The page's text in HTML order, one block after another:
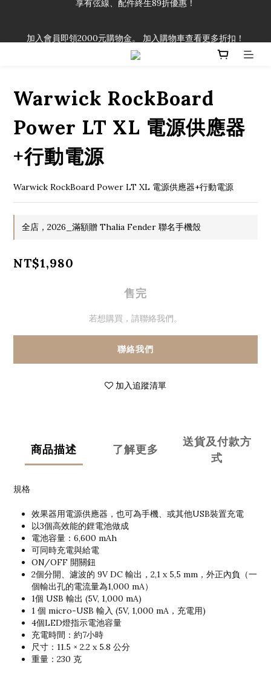
「一生弦命！」單筆購買弦線、配件滿$999（不含運費），即可
Warwick RockBoard
Power LT XL 電源供應器
+行動電源
Warwick RockBoard Power LT XL 電源供應器+行動電源
全店，2026_滿額贈 Thalia Fender 聯名手機殼
NT$1,980
售完
若想購買，請聯絡我們。
聯絡我們
加入追蹤清單
商品描述 了解更多
送貨及付款方
式
規格
效果器用電源供應器，也可為手機、或其他USB裝置充電
以3個高效能的鋰電池做成
電池容量：6,600 mAh
可同時充電與給電
ON/OFF 開關鈕
2個分開、濾波的 9V DC 輸出，2,1 x 5,5 mm，外正內負（一
個輸出孔的電流量為1,000 mA）
1個 USB 輸出 (5V, 1,000 mA)
1 個 micro-USB 輸入 (5V, 1,000 mA，充電用)
4個LED燈指示電池容量
充電時間：約7小時
尺寸：11.5 × 2.2 x 5.8 公分
重量：230 克